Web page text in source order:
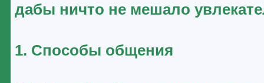
дабы ничто не мешало
1. Способы общения